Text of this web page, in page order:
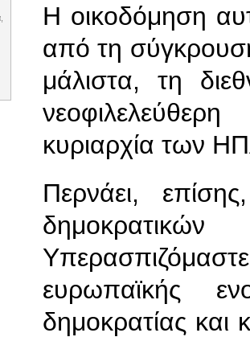
Η οικοδόμηση
από τη
μάλιστα, τη
κυριαρχία των
Περνάει,
ευρωπαϊκής
δημοκρατίας και